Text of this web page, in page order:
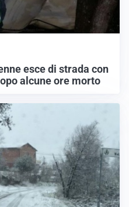
esce di strada con
alcune ore morto